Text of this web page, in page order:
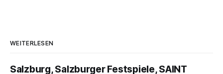
WEITERLESEN
Salzburg, Salzburger Festspiele, SAINT